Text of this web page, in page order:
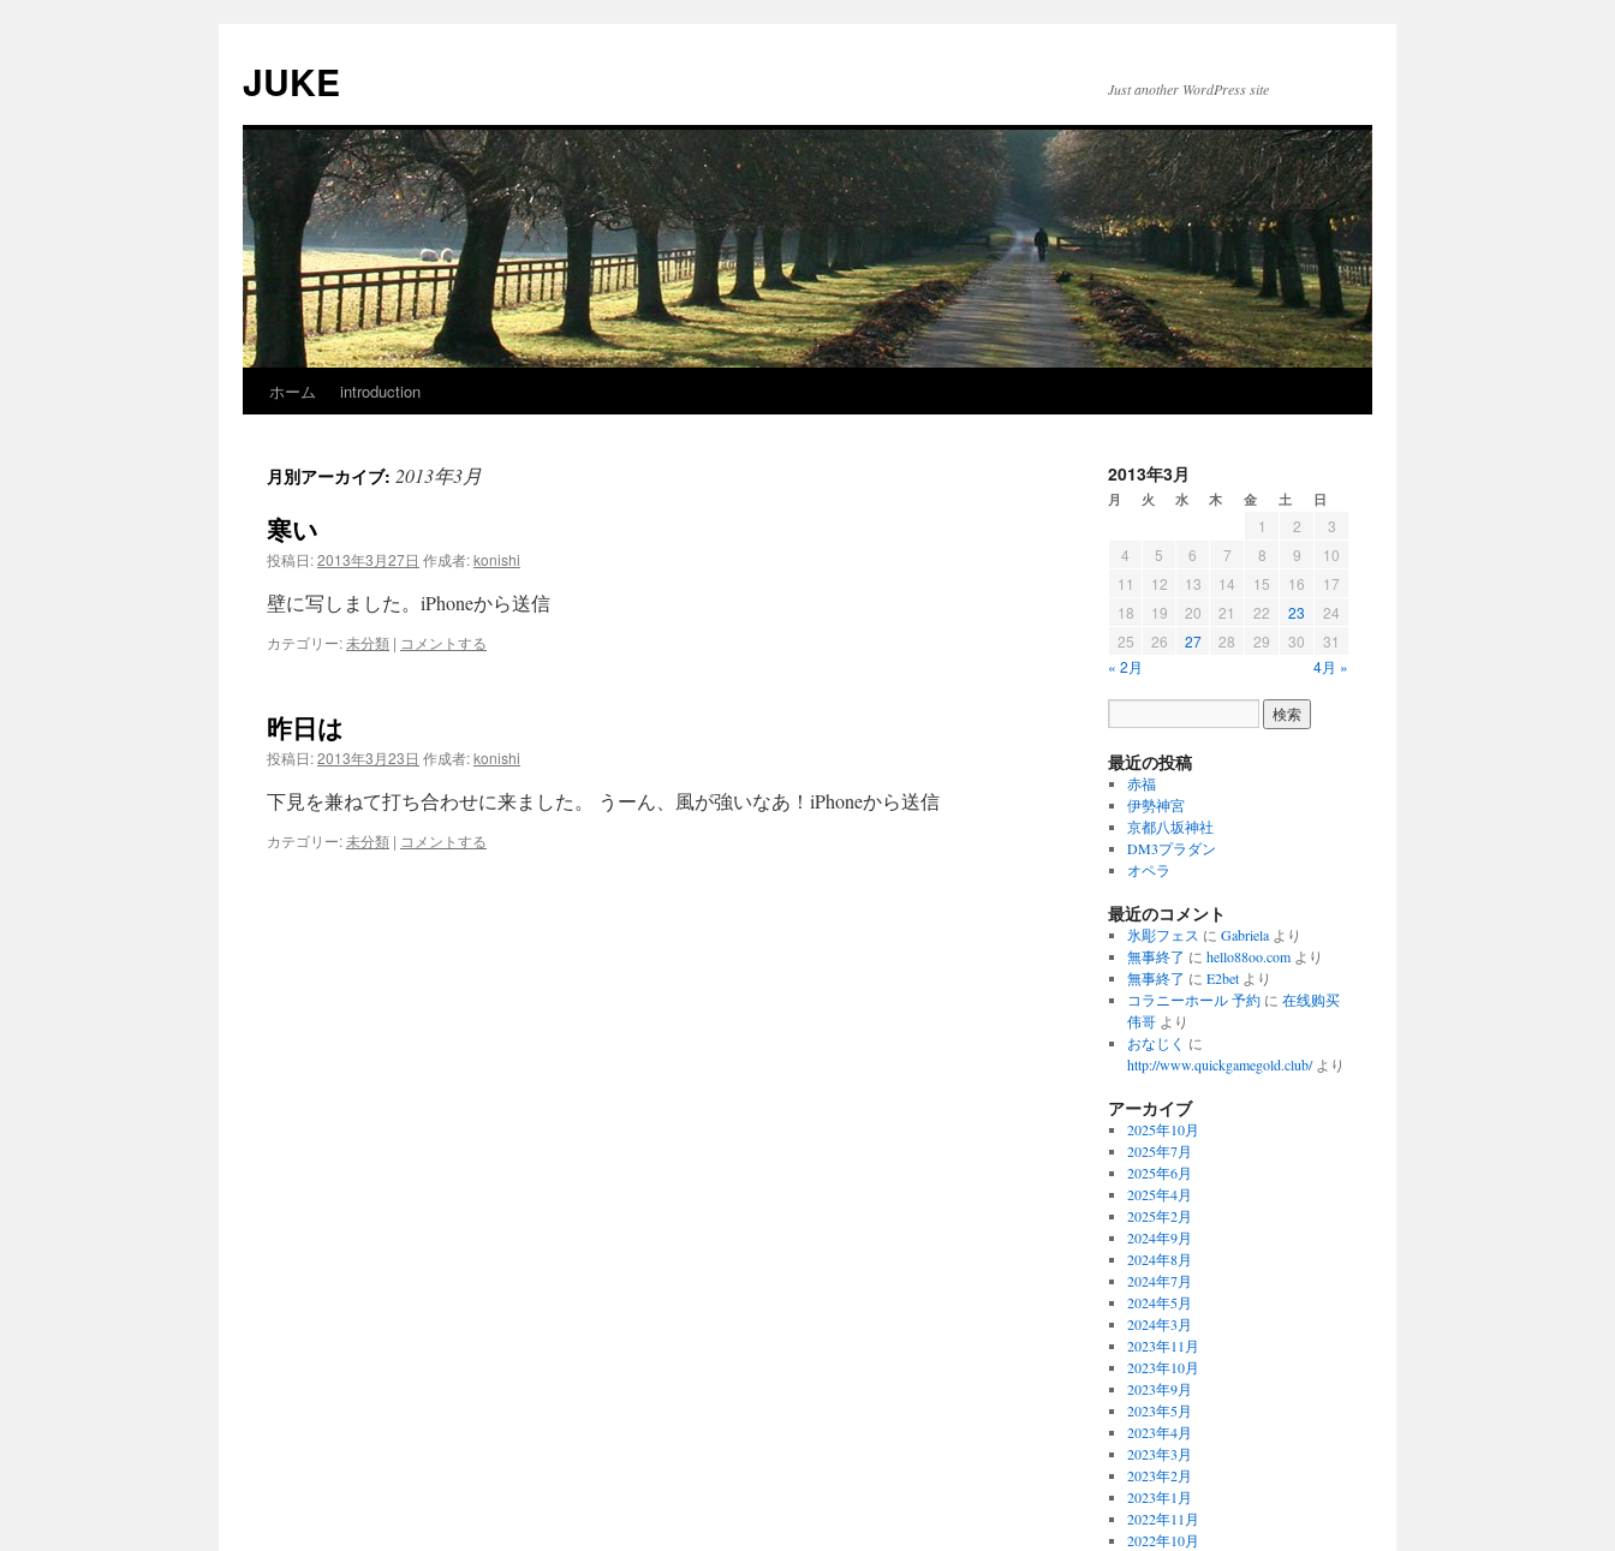
JUKE Just another WordPress site
ホーム introduction
月別アーカイブ: 2013年3月
寒い
投稿日:2013年3月27日 作成者:konishi
壁に写しました。iPhoneから送信
カテゴリー:未分類 | コメントする
昨日は
投稿日:2013年3月23日 作成者:konishi
下見を兼ねて打ち合わせに来ました。 うーん、風が強いなあ！iPhoneから送信
カテゴリー:未分類 | コメントする
2013年3月
月 火 水 木 金 土 日
« 2月 4月 »
1 2
3
4
5 6 7 8 9
10
11
12 13 14 15 16
17
18
19 20 21 22 23
24
25
26 27 28 29 30 31
最近の投稿
赤福
伊勢神宮
京都八坂神社
DM3プラダン
オペラ
最近のコメント
氷彫フェス に Gabrielaより
無事終了 に hello88oo.comより
無事終了 に E2betより
コラニーホール 予約に 在线购买
伟哥より
おなじく に
http://www.quickgamegold.club/より
アーカイブ
2025年10月
2025年7月
2025年6月
2025年4月
2025年2月
2024年9月
2024年8月
2024年7月
2024年5月
2024年3月
2023年11月
2023年10月
2023年9月
2023年5月
2023年4月
2023年3月
2023年2月
2023年1月
2022年11月
2022年10月